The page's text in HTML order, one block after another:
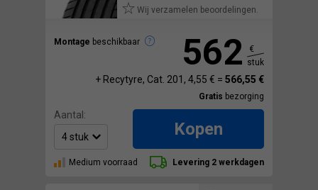
Wij verzamelen beoordelingen.
Montage beschikbaar 562
€
stuk
+ Recytyre, Cat. 201, 4,55 € = 566,55 €
Gratis bezorging
Aantal:
Kopen
Medium voorraad Levering 2 werkdagen